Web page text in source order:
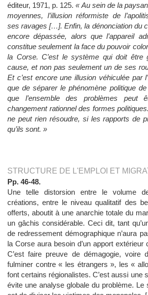
éditeur, 1971, p. 125. « Au sein de la
moyennes, l’illusion réformiste de
ses ravages […]. Enfin, la dénonciation du
encore dépassée, alors que l’appareil
constitue seulement la face du pouvoir
la Corse. C’est le système qui doit être
cause, et non pas seulement un de ses
Et c’est encore une illusion véhiculée par
que de séparer le phénomène politique
que l’ensemble des problèmes peut
changement rationnel des formes
ne peut rien résoudre, si les rapports de
qu’ils sont. »
STRUCTURE DE L'EMPLOI ET
Pp. 46-48.
Une telle distorsion entre le volume
créations, entre le niveau qualitatif des
offerts, aboutit à une anarchie totale du
un gâchis considérable. Ceci dit, tant
de redressement démographique n’aura
la Corse aura besoin d’un apport extérieur
C’est faire preuve de démagogie, voire
fulminer contre « les étrangers », les «
font certains régionalistes. C’est aussi une
évite une analyse globale du problème. Le